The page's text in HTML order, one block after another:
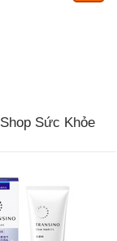
Shop Sức Khỏe